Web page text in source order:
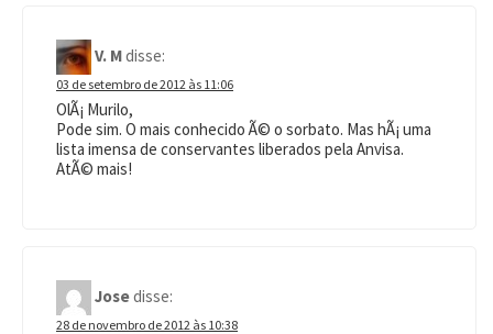
V. Mdisse:
03 de setembro de 2012 às 11:06
OlÃ¡ Murilo,
Pode sim. O mais conhecido Ã© o sorbato. Mas hÃ¡ uma
lista imensa de conservantes liberados pela Anvisa.
AtÃ© mais!
Josedisse:
28 de novembro de 2012 às 10:38